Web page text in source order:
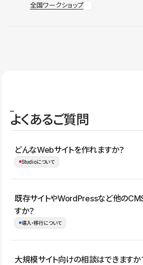
全国ワークショップ
よくあるご質問
どんなWebサイトを作れますか？
Studioについて
コーポレートサイト、サービスサイト、LP
グ・メディア、イベントサイト、店舗・商
ォリオなど幅広く制作できます。
既存サイトやWordPressなど他の
すか？
導入・移行について
はい。既存サイトの構成やコンテンツ、URL
大規模サイト向けの相談はできますか